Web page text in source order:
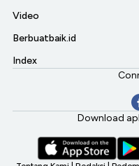
Video
Berbuatbaik.id
Index
Download